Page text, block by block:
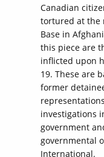
Canadian
tortured at the
Base in
this piece are
inflicted upon
19. These are
former
investigations
government
governmental
International.